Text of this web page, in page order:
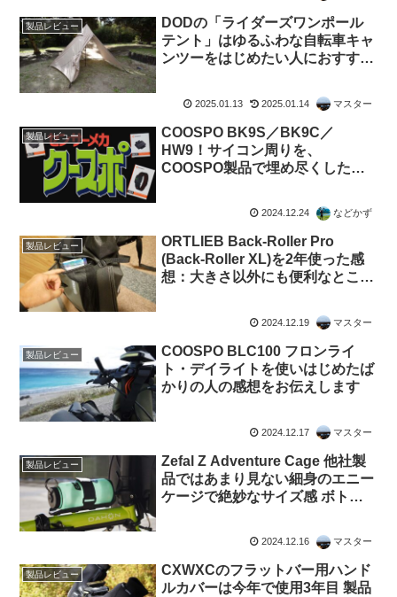
製品レビュー
DODの「ライダーズワンポール
テント」はゆるふわな自転車キャ
ンツーをはじめたい人におすすめ
2025.01.13 2025.01.14 マスター
製品レビュー
COOSPO BK9S／BK9C／
HW9！サイコン周りを、
COOSPO製品で埋め尽くした男
2024.12.24 などかず
製品レビュー
ORTLIEB Back-Roller Pro
(Back-Roller XL)を2年使った感
想：大きさ以外にも便利なところ
2024.12.19 マスター
製品レビュー
COOSPO BLC100 フロンライ
ト・デイライトを使いはじめたば
かりの人の感想をお伝えします
2024.12.17 マスター
製品レビュー
Zefal Z Adventure Cage 他社製
品ではあまり見ない細身のエニー
ケージで絶妙なサイズ感 ボトル
2024.12.16 マスター
製品レビュー
CXWXCのフラットバー用ハンド
ルカバーは今年で使用3年目 製品